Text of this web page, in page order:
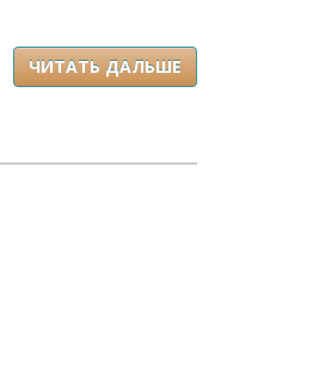
ЧИТАТЬ ДАЛЬШЕ